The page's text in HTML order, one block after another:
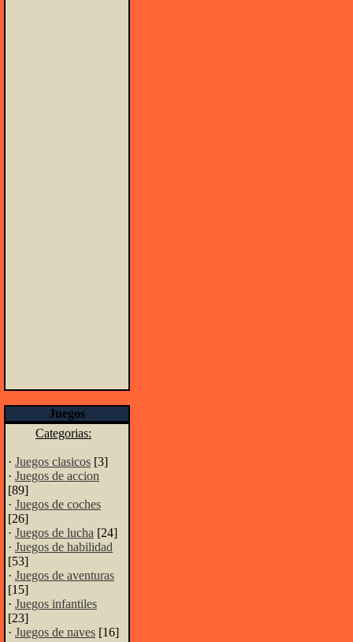
Juegos
Categorias:
· Juegos clasicos [3]
· Juegos de accion
[89]
· Juegos de coches
[26]
· Juegos de lucha [24]
· Juegos de habilidad
[53]
· Juegos de aventuras
[15]
· Juegos infantiles
[23]
· Juegos de naves [16]